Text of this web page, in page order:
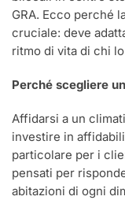
GRA. Ecco perché
cruciale: deve
ritmo di vita di chi
Perché scegliere
Affidarsi a un
investire in
particolare per i
pensati per
abitazioni di ogni